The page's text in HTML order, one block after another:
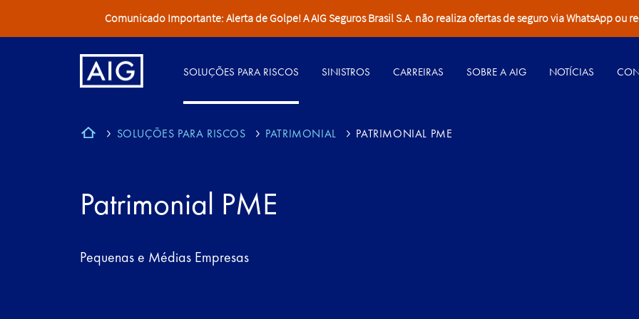
Comunicado Importante: Alerta de Golpe! A AIG Seguros Brasil S.A. não realiza ofertas de seguro via WhatsApp ou
SOLUÇÕES PARA RISCOS SINISTROS CARREIRAS SOBRE A AIG NOTÍCIAS
SOLUÇÕES PARA RISCOS PATRIMONIAL PATRIMONIAL PME
Patrimonial PME
Pequenas e Médias Empresas